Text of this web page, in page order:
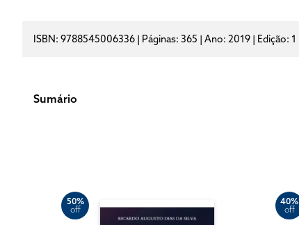
ISBN: 9788545006336 | Páginas: 365 | Ano: 2019 | Edição: 1
Sumário
50%
off
40%
off